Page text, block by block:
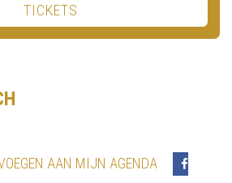
TICKETS
AAN MIJN AGENDA